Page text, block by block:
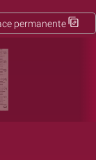
permanente